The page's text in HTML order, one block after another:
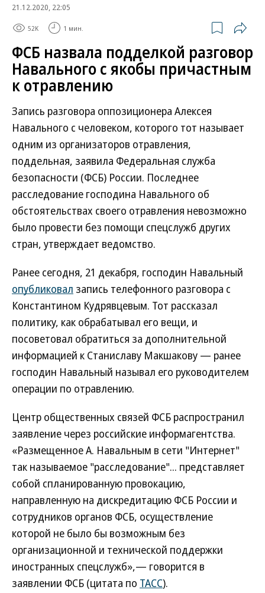
21.12.2020, 22:05
52K 1 мин.
ФСБ назвала подделкой разговор
Навального с якобы причастным
к отравлению
Запись разговора оппозиционера Алексея
Навального с человеком, которого тот называет
одним из организаторов отравления,
поддельная, заявила Федеральная служба
безопасности (ФСБ) России. Последнее
расследование господина Навального об
обстоятельствах своего отравления невозможно
было провести без помощи спецслужб других
стран, утверждает ведомство.
Ранее сегодня, 21 декабря, господин Навальный
опубликовал запись телефонного разговора с
Константином Кудрявцевым. Тот рассказал
политику, как обрабатывал его вещи, и
посоветовал обратиться за дополнительной
информацией к Станиславу Макшакову — ранее
господин Навальный называл его руководителем
операции по отравлению.
Центр общественных связей ФСБ распространил
заявление через российские информагентства.
«Размещенное А. Навальным в сети "Интернет"
так называемое "расследование"... представляет
собой спланированную провокацию,
направленную на дискредитацию ФСБ России и
сотрудников органов ФСБ, осуществление
которой не было бы возможным без
организационной и технической поддержки
иностранных спецслужб»,— говорится в
заявлении ФСБ (цитата по ТАСС).